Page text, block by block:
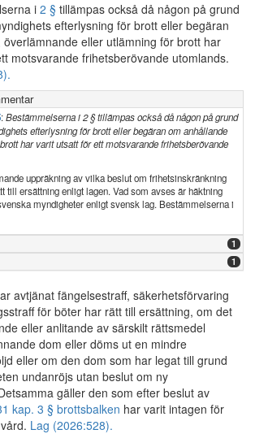
i2 § tillämpas också då någon på grund
efterlysning för brott eller begäran
eller utlämning för brott har
motsvarande frihetsberövande utomlands.
:Bestämmelserna i 2 § tillämpas också då någon på grund
efterlysning för brott eller begäran om anhållande
har varit utsatt för ett motsvarande frihetsberövande
uppräkning av vilka beslut om frihetsinskränkning
till ersättning enligt lagen. Vad som avses är häktning
myndigheter enligt svensk lag. Bestämmelserna i
1
1
avtjänat fängelsestraff, säkerhetsförvaring
för böter har rätt till ersättning, om det
eller anlitande av särskilt rättsmedel
dom eller döms ut en mindre
eller om den dom som har legat till grund
undanröjs utan beslut om ny
gäller den som efter beslut av
kap. 3 § brottsbalken har varit intagen för
Lag (2026:528).